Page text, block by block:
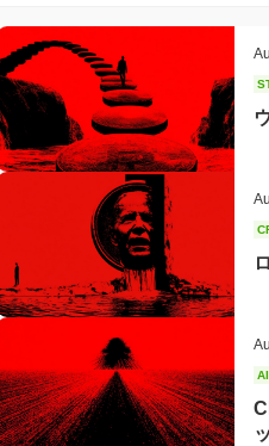
意思決定プロセスに参加できるよう
は、そのユーティリティをさらに高
の特徴は、マリオコインのブロック
マリオコインで何ができます
マリオコインは、そのエコシステム
シームレスに価値を送受信できるよ
しながら、時間の経過とともに報酬
ェクトの将来の開発や方向性に関す
ケーション（dApps）や統合を構築
の割引、メンバーシップ特典、報酬
ユーティリティを高めます。 全体と
促進し、プラットフォーム全体での
マリオコインはまだアクティ
マリオコインは、2023年9月に発表さ
メントを高め、プラットフォームの